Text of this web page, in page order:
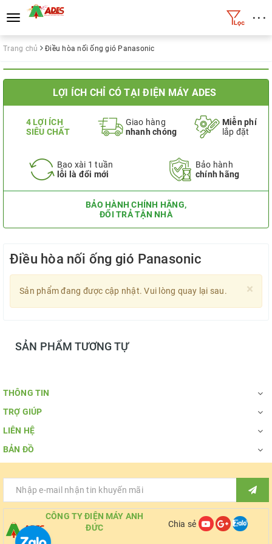
Toggle
navigation
• • •
Trang chủ Điều hòa nối ống gió Panasonic
LỢI ÍCH CHỈ CÓ TẠI ĐIỆN MÁY ADES
4 LỢI ÍCH
SIÊU CHẤT
Giao hàng
nhanh chóng
Miễn phí
lắp đặt
Bao xài 1 tuần
lỗi là đổi mới
Bảo hành
chính hãng
BẢO HÀNH CHÍNH HÃNG,
ĐỔI TRẢ TẬN NHÀ
Điều hòa nối ống gió Panasonic
×
Sản phẩm đang được cập nhật. Vui lòng quay lại sau.
SẢN PHẨM TƯƠNG TỰ
THÔNG TIN
TRỢ GIÚP
LIÊN HỆ
BẢN ĐỒ
CÔNG TY ĐIỆN MÁY ANH
ĐỨC
Chia sẻ